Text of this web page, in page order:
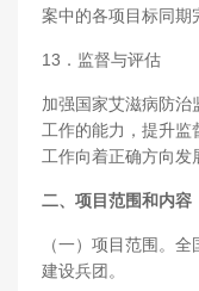
案中的各项目标同期
13．监督与评估
加强国家艾滋病防
工作的能力，提升
工作向着正确方向发
二、项目范围和内容
（一）项目范围。
建设兵团。